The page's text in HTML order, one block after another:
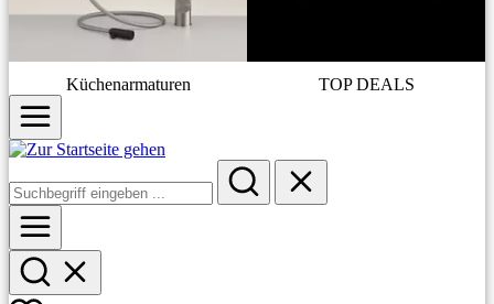
Küchenarmaturen TOP DEALS